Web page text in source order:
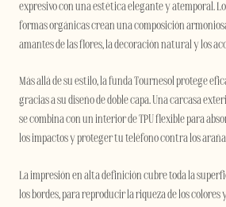
expresivo con una estética elegante y atemporal.
formas orgánicas crean una composición
amantes de las flores, la decoración natural y los
Más allá de su estilo, la funda Tournesol protege
gracias a su diseño de doble capa. Una carcasa
se combina con un interior de TPU flexible para
los impactos y proteger tu teléfono contra los
La impresión en alta definición cubre toda la
los bordes, para reproducir la riqueza de los colores